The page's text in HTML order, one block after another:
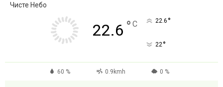
Чисте Небо
22.6 ° C 22.6 °
22°
60 % 0.9kmh 0 %